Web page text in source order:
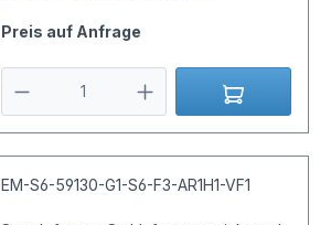
Preis auf Anfrage
EM-S6-59130-G1-S6-F3-AR1H1-VF1